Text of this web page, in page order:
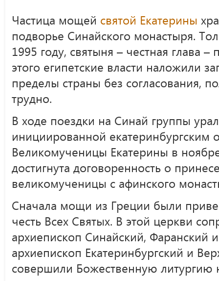
Частица мощей святой Екатерины
подворье Синайского монастыря.
1995 году, святыня – честная глава
этого египетские власти наложили
пределы страны без согласования,
трудно.
В ходе поездки на Синай группы
инициированной
Великомученицы Екатерины в
достигнута договоренность о
великомученицы с афинского
Сначала мощи из Греции были
честь Всех Святых. В этой церкви
архиепископ Синайский, Фаранский
архиепископ Екатеринбургский и
совершили Божественную литургию